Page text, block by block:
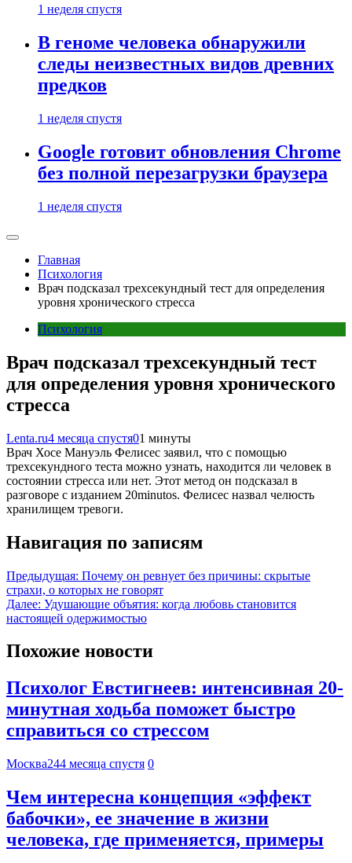
1 неделя спустя
В геноме человека обнаружили
следы неизвестных видов древних
предков
1 неделя спустя
Google готовит обновления Chrome
без полной перезагрузки браузера
1 неделя спустя
Главная
Психология
Врач подсказал трехсекундный тест для определения
уровня хронического стресса
Психология
Врач подсказал трехсекундный тест
для определения уровня хронического
стресса
Lenta.ru4 месяца спустя01 минуты
Врач Хосе Мануэль Фелисес заявил, что с помощью
трехсекундного теста можно узнать, находится ли человек в
состоянии стресса или нет. Этот метод он подсказал в
разговоре с изданием 20minutos. Фелисес назвал челюсть
хранилищем тревоги.
Навигация по записям
Предыдущая: Почему он ревнует без причины: скрытые
страхи, о которых не говорят
Далее: Удушающие объятия: когда любовь становится
настоящей одержимостью
Похожие новости
Психолог Евстигнеев: интенсивная 20-
минутная ходьба поможет быстро
справиться со стрессом
Москва244 месяца спустя 0
Чем интересна концепция «эффект
бабочки», ее значение в жизни
человека, где применяется, примеры